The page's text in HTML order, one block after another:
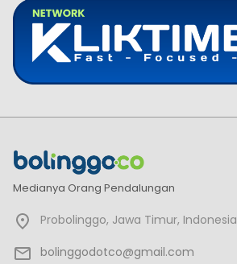
Medianya Orang Pendalungan
Probolinggo, Jawa Timur, Indonesia
bolinggodotco@gmail.com